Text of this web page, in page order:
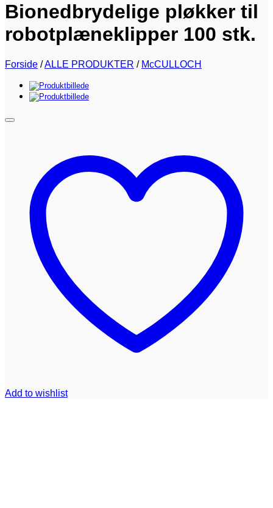
Bionedbrydelige pløkker til
robotplæneklipper 100 stk.
Forside /ALLE PRODUKTER / McCULLOCH
Add to wishlist